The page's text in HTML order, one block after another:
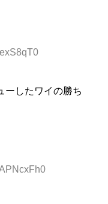
ーしたワイの勝ち